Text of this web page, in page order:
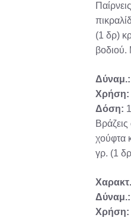
(1 δρ)
βοδιού.
Δύναμ.:
Χρήση:
Δόση:
χούφτα
γρ. (1
Δύναμ.:
Χρήση: